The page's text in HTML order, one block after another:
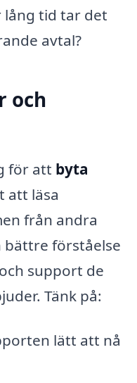
lång tid tar det
avtal?
och
för att byta
att läsa
från andra
bättre förståelse
support de
Tänk på:
lätt att nå